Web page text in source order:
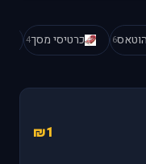
6 כרטיסי מסך4
₪1